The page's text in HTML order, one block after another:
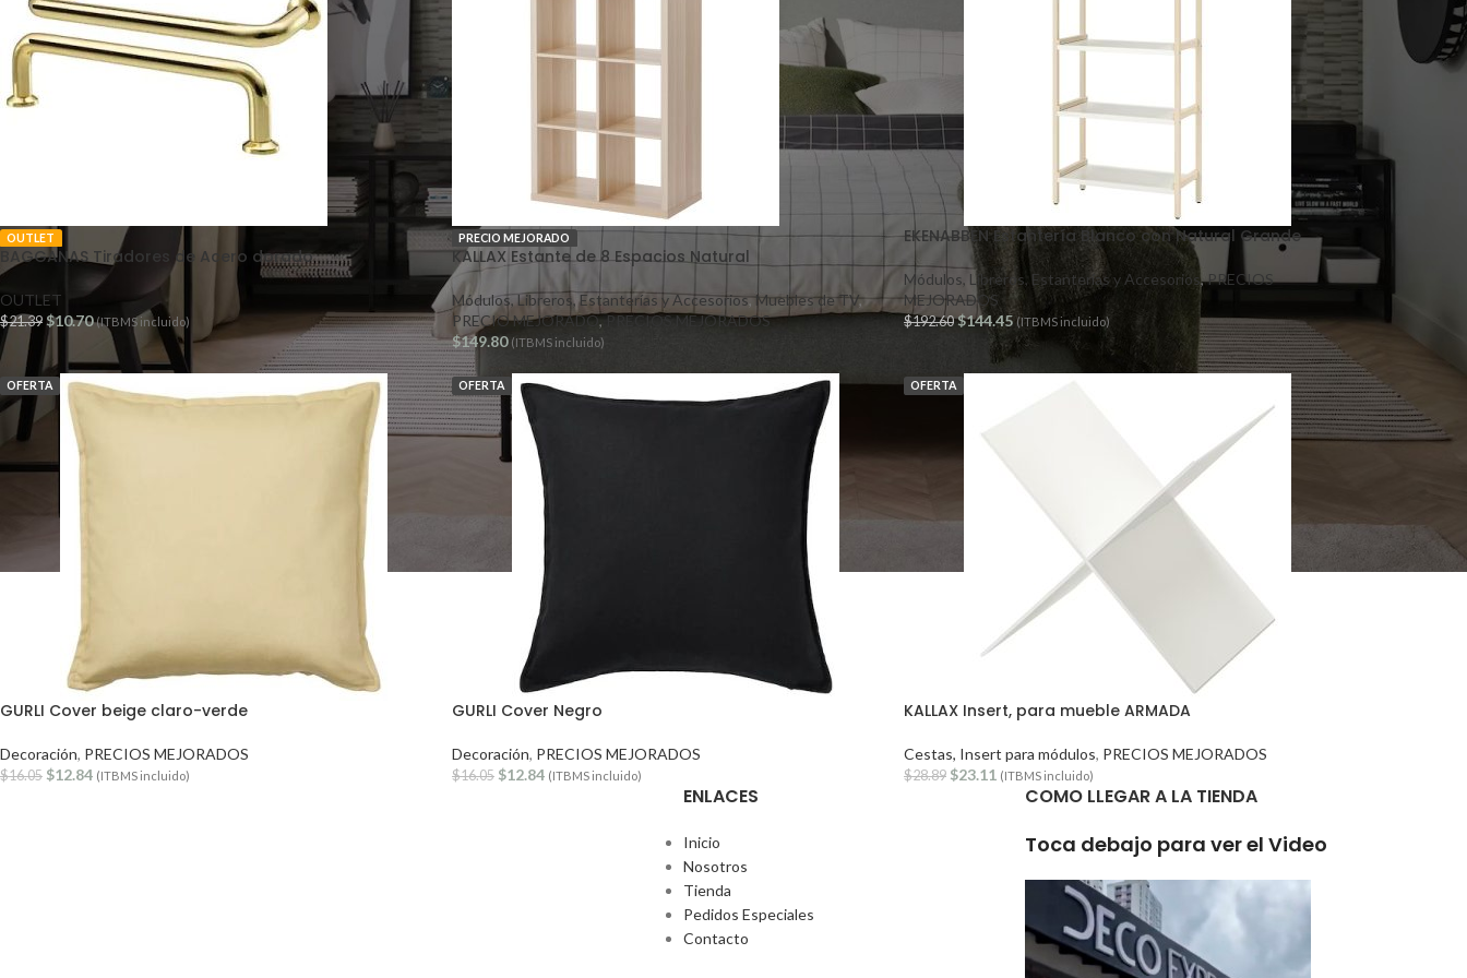
OUTLET
BAGGANAS Tiradores de Acero dorado
OUTLET
$21.39 $10.70 (ITBMS incluido)
PRECIO MEJORADO
KALLAX Estante de 8 Espacios Natural
Módulos, Libreros, Estanterías y Accesorios, Muebles de TV,
PRECIO MEJORADO,PRECIOS MEJORADOS
$149.80 (ITBMS incluido)
EKENABBEN Estantería Blanco con Natural Grande
Módulos, Libreros, Estanterías y Accesorios,PRECIOS
MEJORADOS
$192.60 $144.45 (ITBMS incluido)
OFERTA
GURLI Cover beige claro-verde
Decoración, PRECIOS MEJORADOS
$16.05 $12.84 (ITBMS incluido)
OFERTA
GURLI Cover Negro
Decoración, PRECIOS MEJORADOS
$16.05 $12.84 (ITBMS incluido)
OFERTA
KALLAX Insert, para mueble ARMADA
Cestas, Insert para módulos, PRECIOS MEJORADOS
$28.89 $23.11 (ITBMS incluido)
ENLACES
Inicio
Nosotros
Tienda
Pedidos Especiales
Contacto
COMO LLEGAR A LA TIENDA
Toca debajo para ver el Video